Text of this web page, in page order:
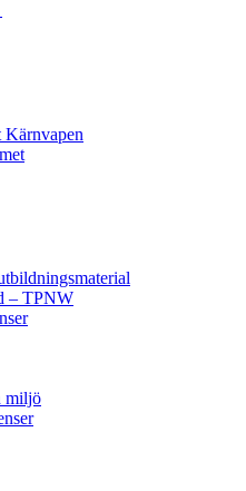
Kärnvapen
– TPNW
miljö